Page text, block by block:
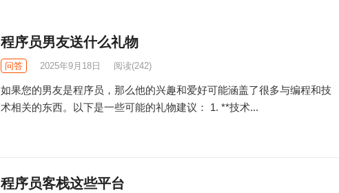
程序员男友送什么礼物
问答 2025年9月18日 阅读(242)
如果您的男友是程序员，那么他的兴趣和爱好可能涵盖了很多与编程和技
术相关的东西。以下是一些可能的礼物建议： 1. **技术...
程序员客栈这些平台